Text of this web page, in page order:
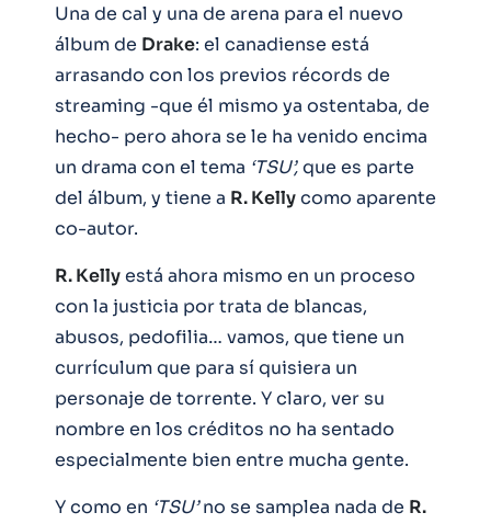
Una de cal y una de arena para el nuevo
álbum de Drake: el canadiense está
arrasando con los previos récords de
streaming -que él mismo ya ostentaba, de
hecho- pero ahora se le ha venido encima
un drama con el tema ‘TSU’,que es parte
del álbum, y tiene a R. Kellycomo aparente
co-autor.
R. Kellyestá ahora mismo en un proceso
con la justicia por trata de blancas,
abusos, pedofilia… vamos, que tiene un
currículum que para sí quisiera un
personaje de torrente. Y claro, ver su
nombre en los créditos no ha sentado
especialmente bien entre mucha gente.
Y como en ‘TSU’no se samplea nada de R.